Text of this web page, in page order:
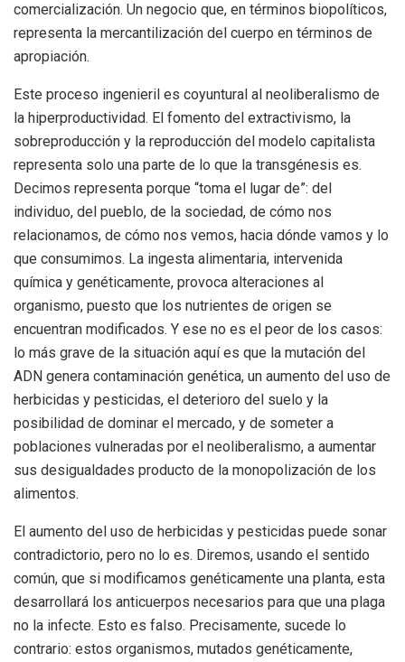
comercialización. Un negocio que, en términos biopolíticos,
representa la mercantilización del cuerpo en términos de
apropiación.
Este proceso ingenieril es coyuntural al neoliberalismo de
la hiperproductividad. El fomento del extractivismo, la
sobreproducción y la reproducción del modelo capitalista
representa solo una parte de lo que la transgénesis es.
Decimos representa porque “toma el lugar de”: del
individuo, del pueblo, de la sociedad, de cómo nos
relacionamos, de cómo nos vemos, hacia dónde vamos y lo
que consumimos. La ingesta alimentaria, intervenida
química y genéticamente, provoca alteraciones al
organismo, puesto que los nutrientes de origen se
encuentran modificados. Y ese no es el peor de los casos:
lo más grave de la situación aquí es que la mutación del
ADN genera contaminación genética, un aumento del uso de
herbicidas y pesticidas, el deterioro del suelo y la
posibilidad de dominar el mercado, y de someter a
poblaciones vulneradas por el neoliberalismo, a aumentar
sus desigualdades producto de la monopolización de los
alimentos.
El aumento del uso de herbicidas y pesticidas puede sonar
contradictorio, pero no lo es. Diremos, usando el sentido
común, que si modificamos genéticamente una planta, esta
desarrollará los anticuerpos necesarios para que una plaga
no la infecte. Esto es falso. Precisamente, sucede lo
contrario: estos organismos, mutados genéticamente,